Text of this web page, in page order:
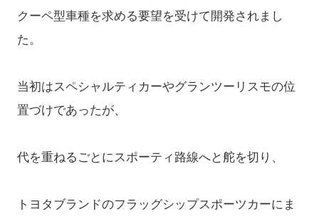
クーペ型車種を求める要望を受けて開発されまし
た。
当初はスペシャルティカーやグランツーリスモの位
置づけであったが、
代を重ねるごとにスポーティ路線へと舵を切り、
トヨタブランドのフラッグシップスポーツカーにま